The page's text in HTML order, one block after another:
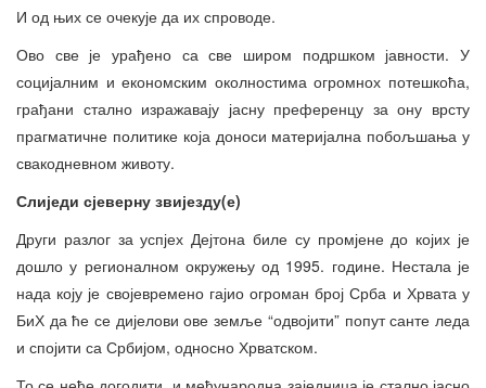
И од њих се очекује да их спроводе.
Ово све је урађено са све широм подршком јавности. У
социјалним и економским околностима огромнох потешкоћа,
грађани стално изражавају јасну преференцу за ону врсту
прагматичне политике која доноси материјална побољшања у
свакодневном животу.
Слиједи сјеверну звијезду(е)
Други разлог за успјех Дејтона биле су промјене до којих је
дошло у регионалном окружењу од 1995. године. Нестала је
нада коју је својевремено гајио огроман број Срба и Хрвата у
БиХ да ће се дијелови ове земље “одвојити” попут санте леда
и спојити са Србијом, односно Хрватском.